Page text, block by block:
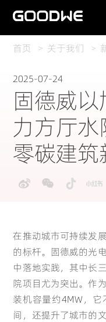
首页 关于我们
2025-07-24
固德威
力方厅
零碳建
在推动城市可持续发
的标杆。固德威的光
中落地实践，其中长
院项目尤为突出。作
装机容量约4MW，
间，还提升了城市的